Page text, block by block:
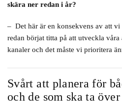
skära ner redan i år?
– Det här är en konsekvens av att
redan börjat titta på att utveckla våra
kanaler och det måste vi prioritera
Svårt att planera för
och de som ska ta över